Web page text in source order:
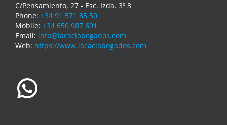
C/Pensamiento, 27 - Esc. Izda. 3º 3
Phone: +34 91 571 85 50
Mobile: +34 650 987 691
Email: info@lacaciabogados.com
Web: https://www.lacaciabogados.com